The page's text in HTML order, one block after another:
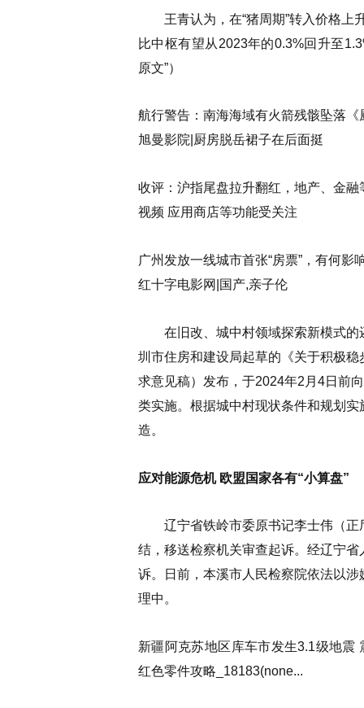
王青认为，在“猪周期”转入价格上
比中枢有望从2023年的0.3%回升至
原文”）
航行警告：南海海域有火箭残骸坠落
旭曼影院|厨房脱岳裙子在后面挺
收评：沪指尾盘拉升翻红，地产、金
视频 应用商店等功能受关注
广州发放一线城市首张“房票”，有何
红十字电影网|国产,亲子伦
在旧改、城中村领域探索新模式的
圳市住房和建设局起草的《关于积极
求意见稿）发布，于2024年2月4日前
类实施。根据城中村现状条件和规划
造。
应对能源危机 欧盟国家各有“小算盘”
辽宁省铁岭市委原书记李士伟（正
结，移送检察机关审查起诉。经辽宁
诉。日前，本溪市人民检察院依法以
理中。
新疆阿克苏地区库车市发生3.1级地震
红色零件攻略_18183(none...